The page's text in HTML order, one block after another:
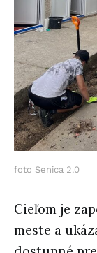
foto Senica 2.0
Cieľom je
meste a